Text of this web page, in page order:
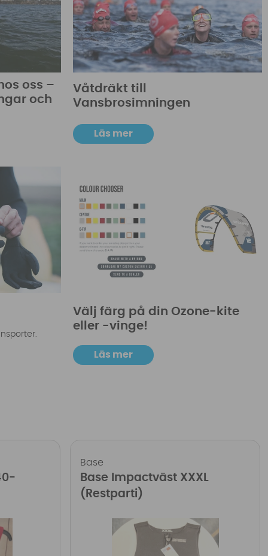
oss –
och
Våtdräkt till
Vansbrosimningen
Läs mer
Välj färg på din Ozone-kite
eller -vinge!
Läs mer
Base
Base Impactväst XXXL
(Restparti)